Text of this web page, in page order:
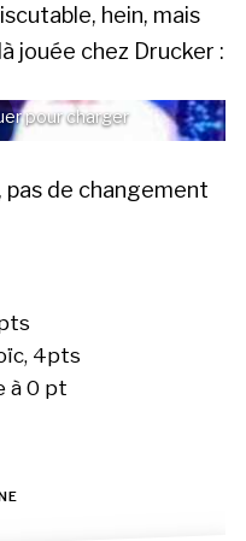
hein, mais
jouée chez Drucker :
pour charger
pas de changement
4pts
à 0 pt